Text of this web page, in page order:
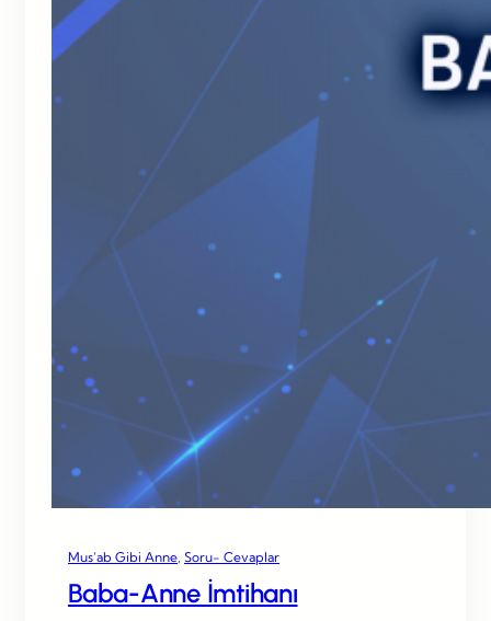
Mus’ab Gibi Anne Soru- Cevaplar
Baba-Anne İmtihanı